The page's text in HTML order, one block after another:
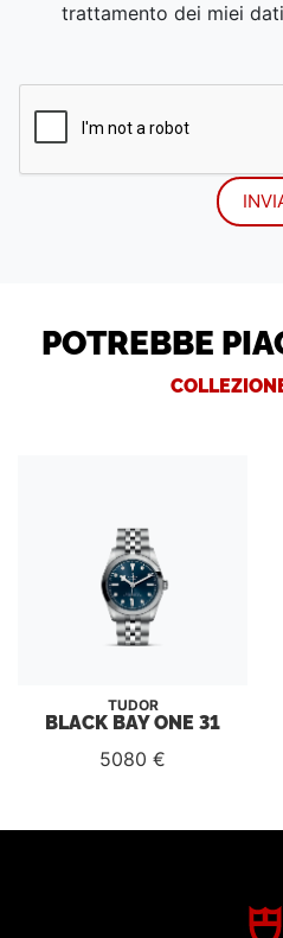
trattamento dei miei
POTREBBE
TUDOR
BLACK BAY ONE 31
5080 €